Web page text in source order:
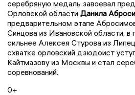
серебряную медаль завоевал
Орловской области Данила
предварительном этапе
Синцова из Ивановской области, в
сильнее Алексея Стурова из
схватке орловский дзюдоист
Кайтмазову из Москвы и стал
соревнований.
0+